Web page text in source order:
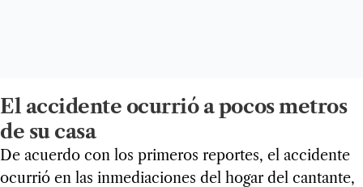
El accidente ocurrió a pocos metros
de su casa
De acuerdo con los primeros reportes, el accidente
ocurrió en las inmediaciones del hogar del cantante,